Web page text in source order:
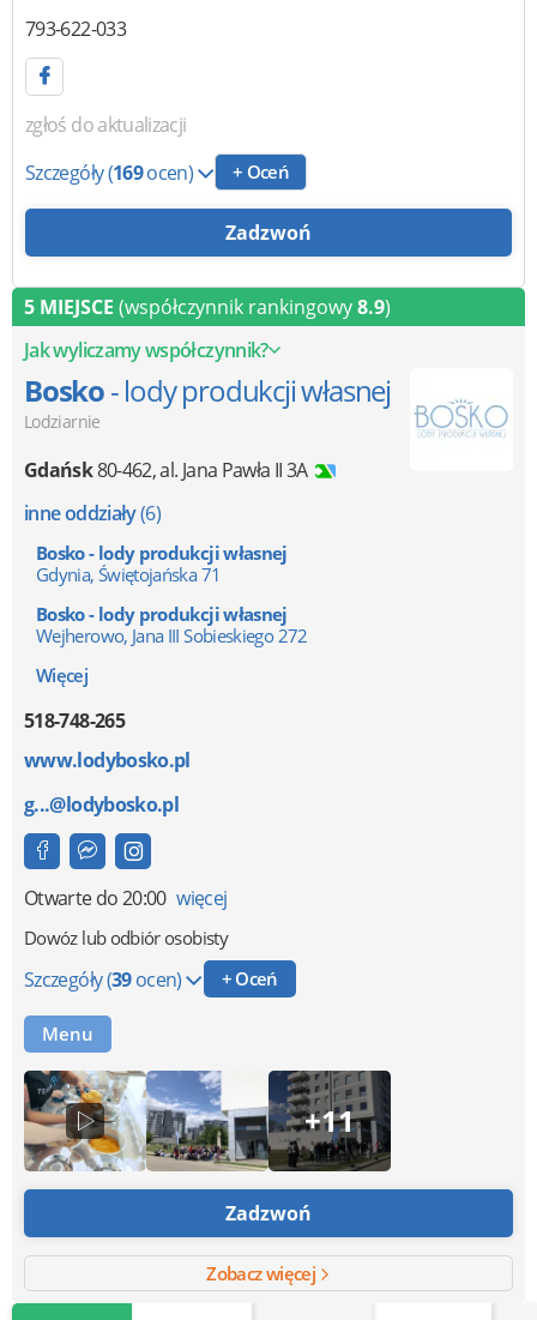
793-622-033
zgłoś do aktualizacji
Szczegóły(169ocen) + Oceń
Zadzwoń
5 MIEJSCE (współczynnik rankingowy8.9)
Jak wyliczamy współczynnik?
Bosko- lody produkcji własnej
Lodziarnie
Gdańsk80-462,al. Jana Pawła II 3A
inne oddziały(6)
Bosko - lody produkcji własnej
Gdynia, Świętojańska 71
Bosko - lody produkcji własnej
Wejherowo, Jana III Sobieskiego 272
Więcej
518-748-265
www.lodybosko.pl
g...@lodybosko.pl
Otwartedo 20:00 więcej
Dowóz lub odbiór osobisty
Szczegóły(39ocen) + Oceń
Menu
+11
Zadzwoń
Zobacz więcej